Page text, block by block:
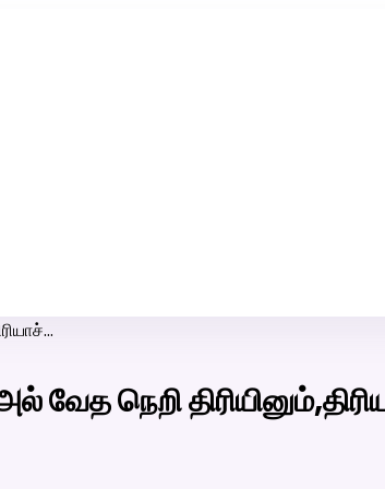
வேத நெறி
100% இலவச திருமண சேவை! வாட்ஸப் எண்: